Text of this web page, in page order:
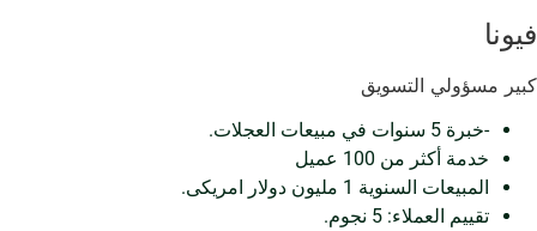
فيونا
كبير مسؤولي التسويق
-خبرة 5 سنوات في مبيعات العجلات.
خدمة أكثر من 100 عميل
المبيعات السنوية 1 مليون دولار امريكى.
تقييم العملاء: 5 نجوم.